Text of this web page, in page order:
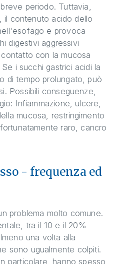
periodo. Tuttavia,
il contenuto acido dello
e provoca
digestivi aggressivi
con la mucosa
i succhi gastrici acidi la
di tempo prolungato, può
Possibili conseguenze,
Infiammazione, ulcere,
mucosa, restringimento
raro, cancro
- frequenza ed
problema molto comune.
tra il 10 e il 20%
una volta alla
sono ugualmente colpiti.
particolare, hanno spesso